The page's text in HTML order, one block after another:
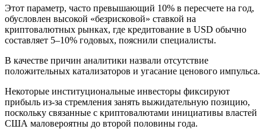
Этот параметр, часто превышающий 10% в пересчете на год,
обусловлен высокой «безрисковой» ставкой на
криптовалютных рынках, где кредитование в USD обычно
составляет 5–10% годовых, пояснили специалисты.
В качестве причин аналитики назвали отсутствие
положительных катализаторов и угасание ценового импульса.
Некоторые институциональные инвесторы фиксируют
прибыль из-за стремления занять выжидательную позицию,
поскольку связанные с криптовалютами инициативы властей
США маловероятны до второй половины года.